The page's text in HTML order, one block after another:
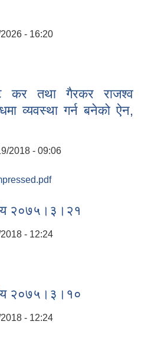
- 16:20
कर तथा गैरकर राजश्‍व
व्यवस्था गर्न बनेको ऐन,
2018 - 09:06
व्यवस्था गर्न बनेको ऐन, २०७४
२०७५।३।२१
- 12:24
२०७५।३।१०
- 12:24